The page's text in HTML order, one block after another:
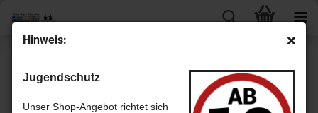
Hin­weis:
Jugendschutz
Unser Shop-Angebot richtet sich
1Artikel in dieser Kategorie
Dal­whin­nie 15 Jahre High­land sin­gle Malt Whis­ky mit 43% aus